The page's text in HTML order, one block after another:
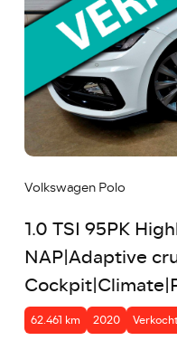
Volkswagen Polo
1.0 TSI 95PK
NAP|Adaptive
62.461 km 2020